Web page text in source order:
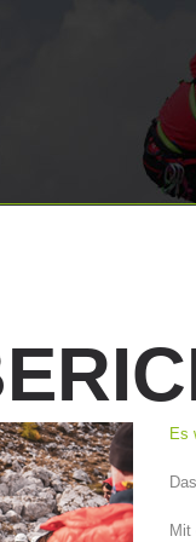
Es
Mit